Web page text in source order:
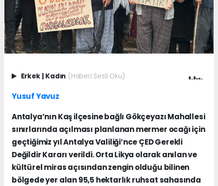
Erkek Kadın (Haberi Sesli Oku)
Yusuf Yavuz
Antalya’nın Kaş ilçesine bağlı Gökçeyazı Mahallesi
sınırlarında açılması planlanan mermer ocağı için
geçtiğimiz yıl Antalya Valiliği’nce ÇED Gerekli
Değildir Kararı verildi. Orta Likya olarak anılan ve
kültürel miras açısından zengin olduğu bilinen
bölgede yer alan 95,5 hektarlık ruhsat sahasında